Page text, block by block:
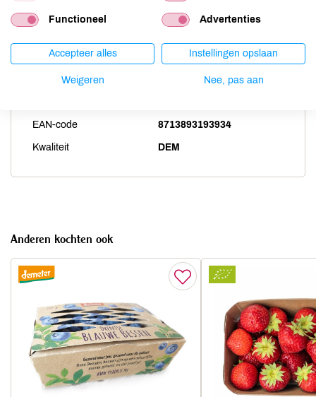
Productspecificaties
Land van herkomst
Kiloprijs
EAN-code 8713893193934
Kwaliteit DEM
Anderen kochten ook
Functioneel Advertenties
Accepteer alles Instellingen opslaan
Weigeren Nee, pas aan